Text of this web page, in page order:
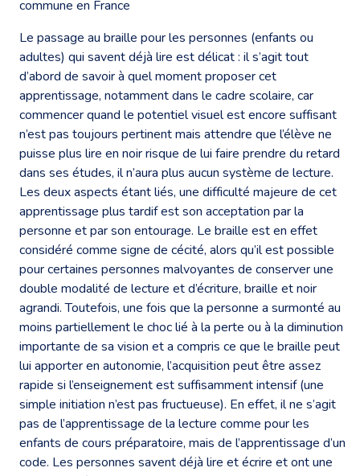
commune en France
Le passage au braille pour les personnes (enfants ou
adultes) qui savent déjà lire est délicat : il s’agit tout
d’abord de savoir à quel moment proposer cet
apprentissage, notamment dans le cadre scolaire, car
commencer quand le potentiel visuel est encore suffisant
n’est pas toujours pertinent mais attendre que l’élève ne
puisse plus lire en noir risque de lui faire prendre du retard
dans ses études, il n’aura plus aucun système de lecture.
Les deux aspects étant liés, une difficulté majeure de cet
apprentissage plus tardif est son acceptation par la
personne et par son entourage. Le braille est en effet
considéré comme signe de cécité, alors qu’il est possible
pour certaines personnes malvoyantes de conserver une
double modalité de lecture et d’écriture, braille et noir
agrandi. Toutefois, une fois que la personne a surmonté au
moins partiellement le choc lié à la perte ou à la diminution
importante de sa vision et a compris ce que le braille peut
lui apporter en autonomie, l’acquisition peut être assez
rapide si l’enseignement est suffisamment intensif (une
simple initiation n’est pas fructueuse). En effet, il ne s’agit
pas de l’apprentissage de la lecture comme pour les
enfants de cours préparatoire, mais de l’apprentissage d’un
code. Les personnes savent déjà lire et écrire et ont une